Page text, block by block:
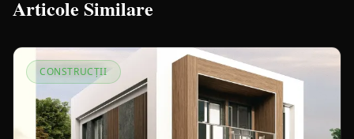
Articole Similare
CONSTRUCȚII